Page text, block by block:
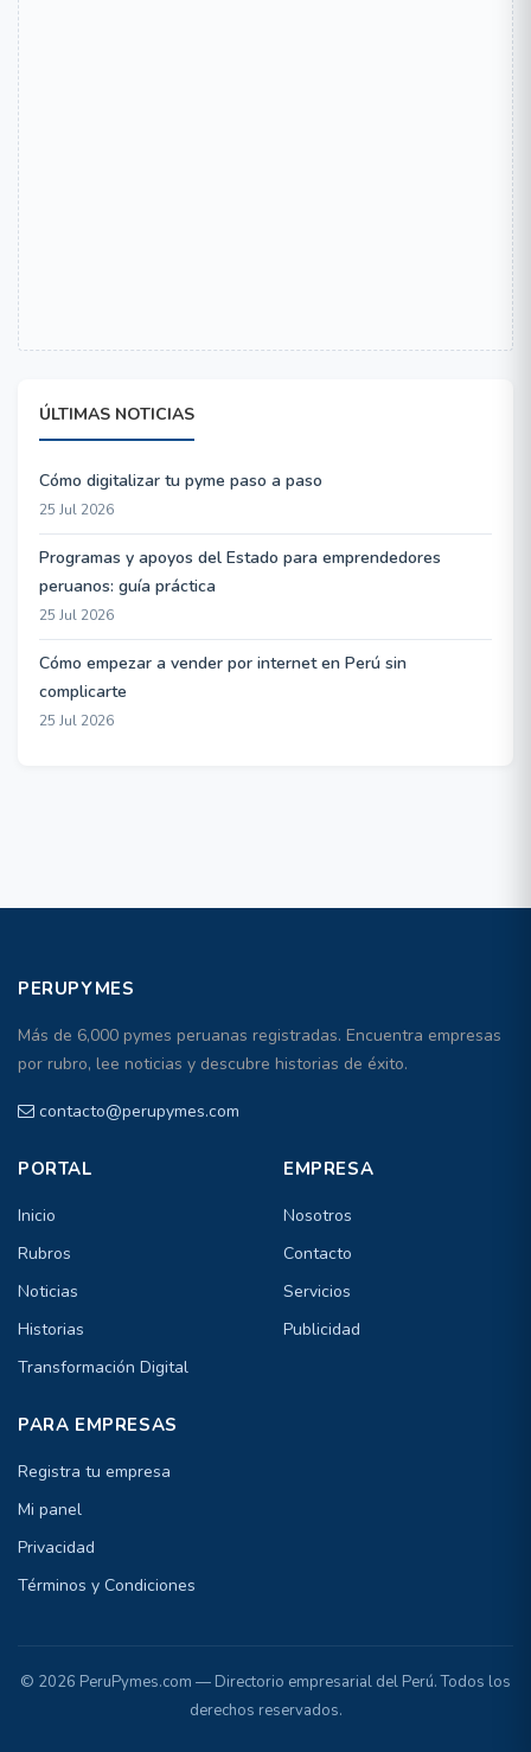
ÚLTIMAS NOTICIAS
Cómo digitalizar tu pyme paso a paso
25 Jul 2026
Programas y apoyos del Estado para emprendedores
peruanos: guía práctica
25 Jul 2026
Cómo empezar a vender por internet en Perú sin
complicarte
25 Jul 2026
PERUPYMES
Más de 6,000 pymes peruanas registradas. Encuentra empresas
por rubro, lee noticias y descubre historias de éxito.
contacto@perupymes.com
PORTAL
Inicio
Rubros
Noticias
Historias
Transformación Digital
EMPRESA
Nosotros
Contacto
Servicios
Publicidad
PARA EMPRESAS
Registra tu empresa
Mi panel
Privacidad
Términos y Condiciones
© 2026 PeruPymes.com — Directorio empresarial del Perú. Todos los
derechos reservados.